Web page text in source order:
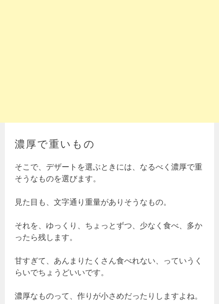
濃厚で重いもの
そこで、デザートを選ぶときには、なるべく濃厚で重
そうなものを選びます。
見た目も、文字通り重量がありそうなもの。
それを、ゆっくり、ちょっとずつ、少なく食べ、多か
ったら残します。
甘すぎて、あんまりたくさん食べれない、っていうく
らいでちょうどいいです。
濃厚なものって、作りが小さめだったりしますよね。